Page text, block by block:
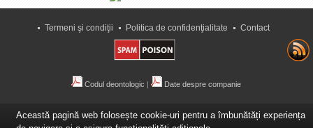
Termeni şi condiţii Politica de confidenţialitate Contact
Codul deontologic | Date despre companie
Această pagină web folosește cookie-uri pentru a îmbunătăți experiența